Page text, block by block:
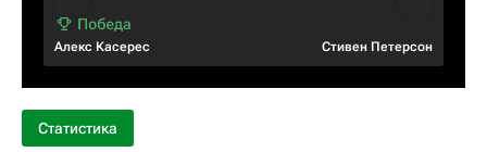
Алекс Касерес Стивен Петерсон
Статистика